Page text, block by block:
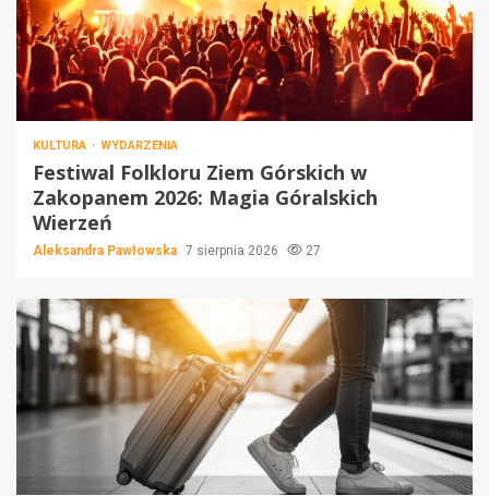
KULTURA WYDARZENIA
Festiwal Folkloru Ziem Górskich w
Zakopanem 2026: Magia Góralskich
Wierzeń
Aleksandra Pawłowska 7 sierpnia 2026 27